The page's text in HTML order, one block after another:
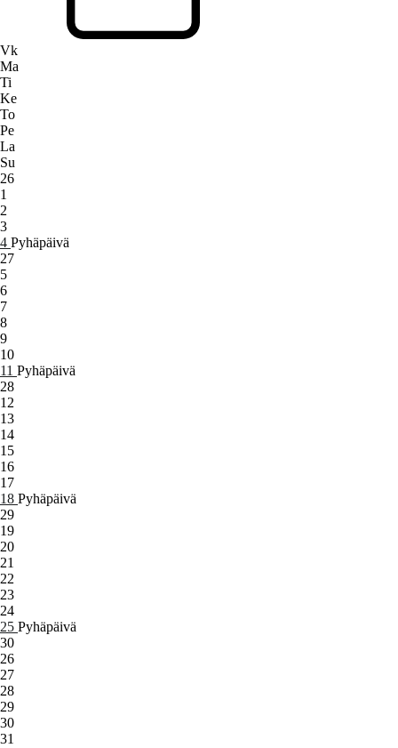
Vk
Ma
Ti
Ke
To
Pe
La
Su
26
1
2
3
4 Pyhäpäivä
27
5
6
7
8
9
10
11 Pyhäpäivä
28
12
13
14
15
16
17
18 Pyhäpäivä
29
19
20
21
22
23
24
25 Pyhäpäivä
30
26
27
28
29
30
31